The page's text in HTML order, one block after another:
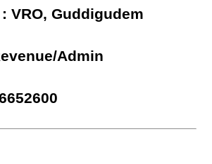
VRO, Guddigudem
Admin